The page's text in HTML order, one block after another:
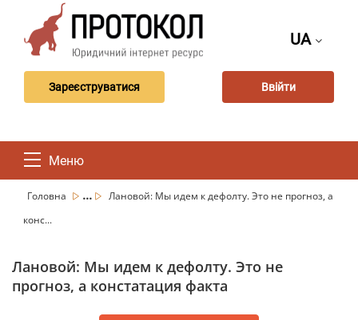
UA
Зареєструватися Ввійти
Меню
Головна ...
Лановой: Мы идем к дефолту. Это не прогноз, а
конс...
Лановой: Мы идем к дефолту. Это не
прогноз, а констатация факта